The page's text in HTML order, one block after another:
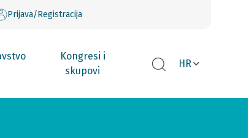
Prijava/Registracija
Kongresi i
skupovi
HR